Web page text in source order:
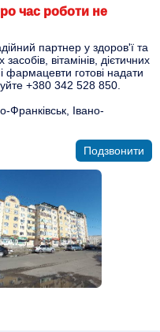
час роботи не
партнер у здоров'ї та
вітамінів, дієтичних
фармацевти готові надати
+380 342 528 850.
Франківськ, Івано-
Подзвонити